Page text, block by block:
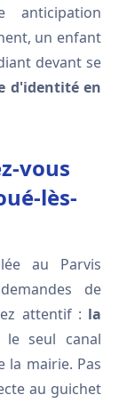
anticipation
un enfant
devant se
d'identité en
vous
lès-
au Parvis
de
attentif : la
le seul canal
la mairie. Pas
au guichet